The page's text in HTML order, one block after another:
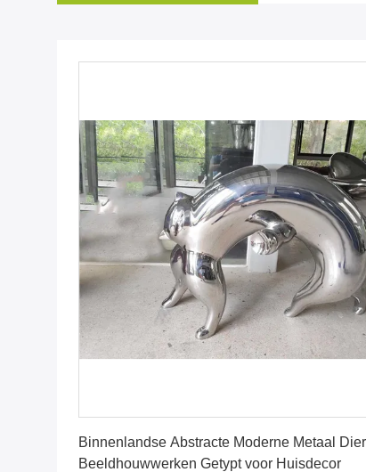
Binnenlandse Abstracte Moderne Metaal
Beeldhouwwerken Getypt voor Huisdecor